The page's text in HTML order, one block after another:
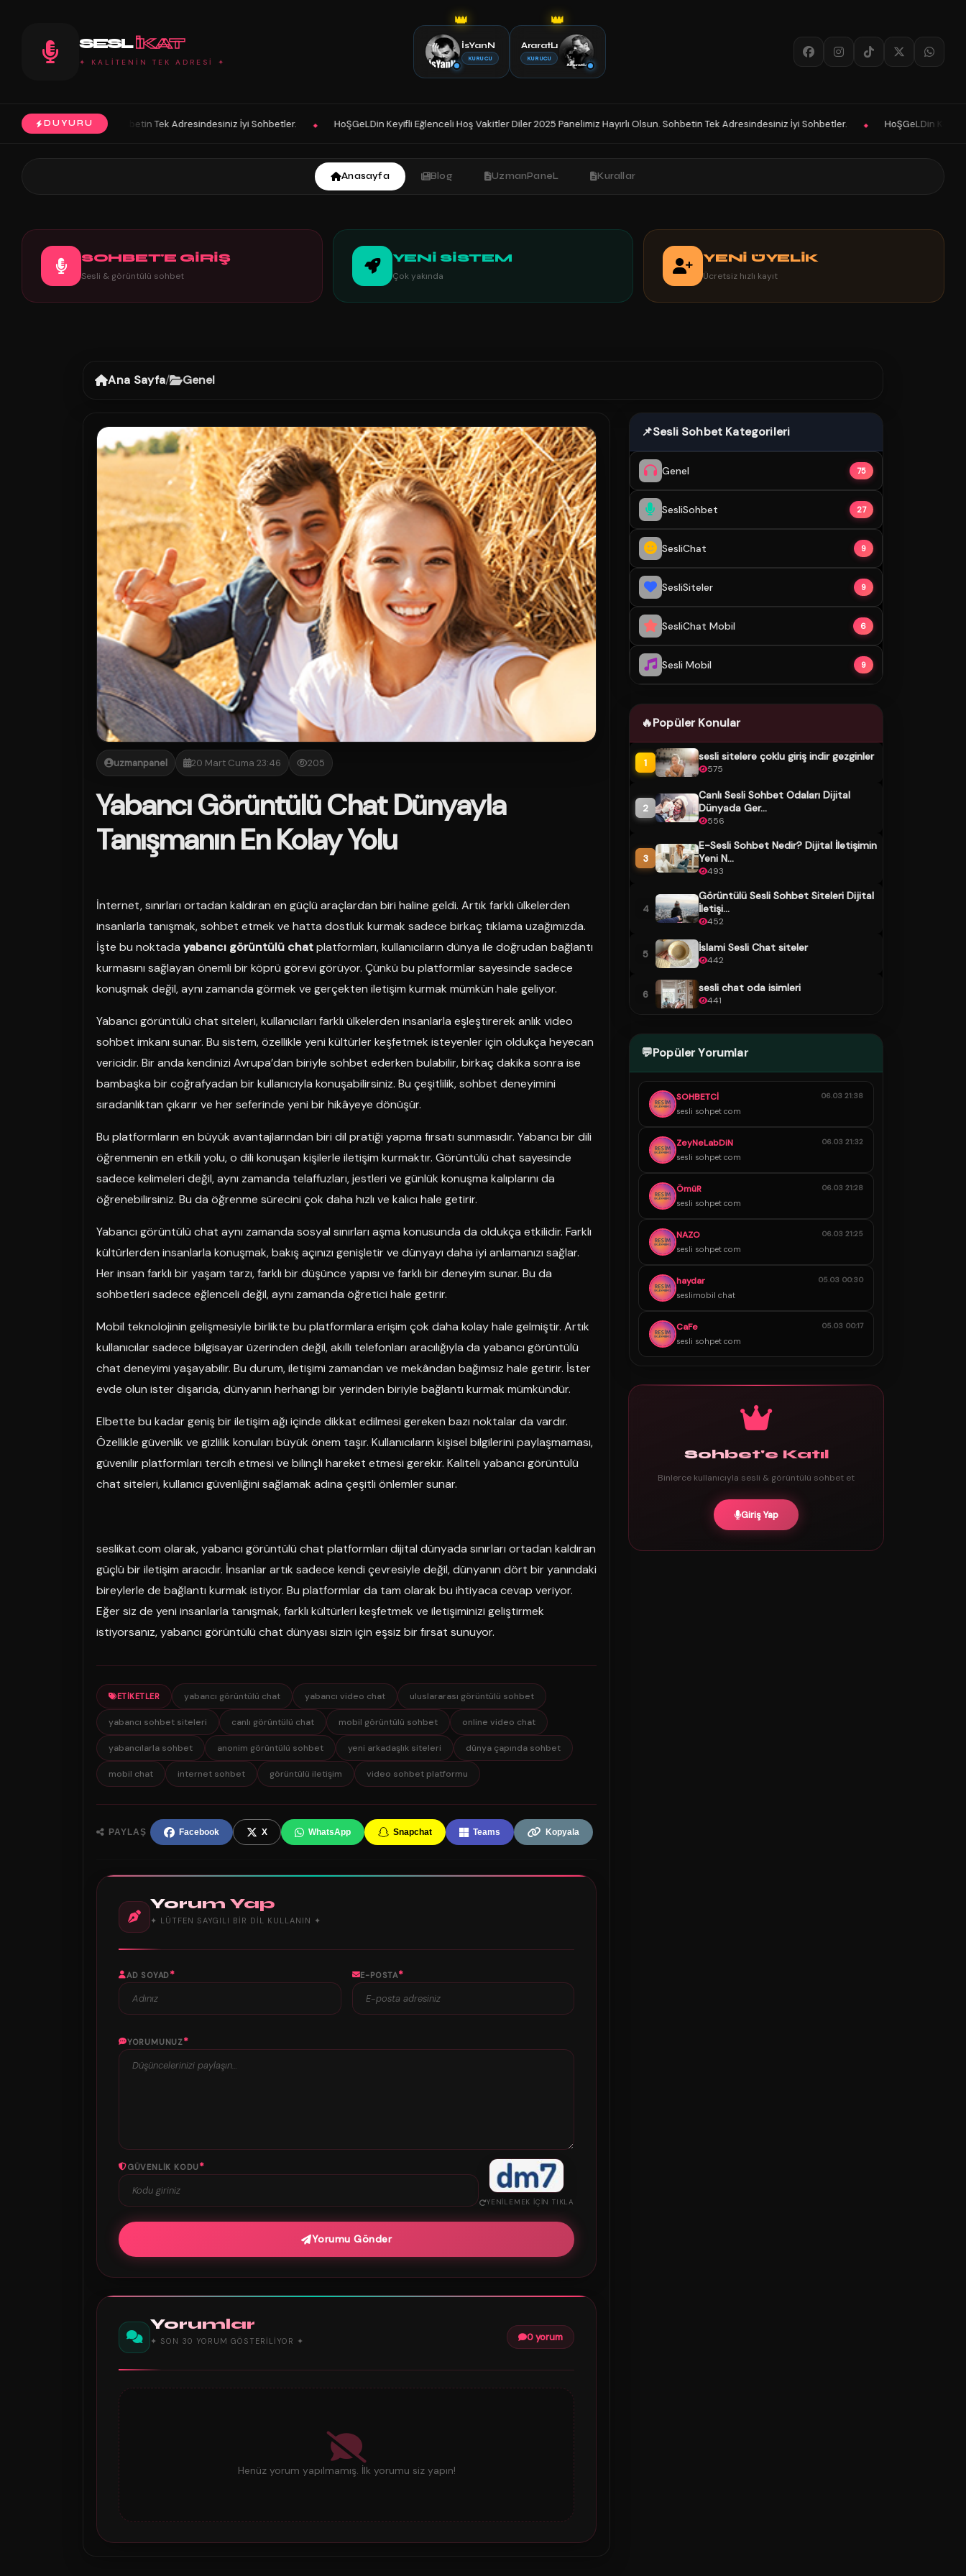
SESL IKAT
✦ KALİTENİN TEK ADRESİ ✦
👑
İsYanN
KURUCU
👑
AraratLı
KURUCU
DUYURU
Tek Adresindesiniz İyi Sohbetler. ◆ HoŞGeLDin Keyifli Eğlenceli Hoş Vakitler Diler 2025 Panelimiz Hayırlı Olsun. Sohbetin Tek Adresindesiniz İyi Sohbetler. ◆ HoŞGeLDin Keyifli Eğlenceli Hoş Vakitler
Anasayfa Blog UzmanPaneL Kurallar
SOHBET'E GİRİŞ
Sesli & görüntülü sohbet
YENİ SİSTEM
Çok yakında
YENİ ÜYELİK
Ücretsiz hızlı kayıt
Ana Sayfa/ Genel
uzmanpanel 20 Mart Cuma 23:46 205
Yabancı Görüntülü Chat Dünyayla
Tanışmanın En Kolay Yolu
İnternet, sınırları ortadan kaldıran en güçlü araçlardan biri haline geldi. Artık farklı ülkelerden
insanlarla tanışmak, sohbet etmek ve hatta dostluk kurmak sadece birkaç tıklama uzağımızda.
İşte bu noktada yabancı görüntülü chatplatformları, kullanıcıların dünya ile doğrudan bağlantı
kurmasını sağlayan önemli bir köprü görevi görüyor. Çünkü bu platformlar sayesinde sadece
konuşmak değil, aynı zamanda görmek ve gerçekten iletişim kurmak mümkün hale geliyor.
Yabancı görüntülü chat siteleri, kullanıcıları farklı ülkelerden insanlarla eşleştirerek anlık video
sohbet imkanı sunar. Bu sistem, özellikle yeni kültürler keşfetmek isteyenler için oldukça heyecan
vericidir. Bir anda kendinizi Avrupa’dan biriyle sohbet ederken bulabilir, birkaç dakika sonra ise
bambaşka bir coğrafyadan bir kullanıcıyla konuşabilirsiniz. Bu çeşitlilik, sohbet deneyimini
sıradanlıktan çıkarır ve her seferinde yeni bir hikâyeye dönüşür.
Bu platformların en büyük avantajlarından biri dil pratiği yapma fırsatı sunmasıdır. Yabancı bir dili
öğrenmenin en etkili yolu, o dili konuşan kişilerle iletişim kurmaktır. Görüntülü chat sayesinde
sadece kelimeleri değil, aynı zamanda telaffuzları, jestleri ve günlük konuşma kalıplarını da
öğrenebilirsiniz. Bu da öğrenme sürecini çok daha hızlı ve kalıcı hale getirir.
Yabancı görüntülü chat aynı zamanda sosyal sınırları aşma konusunda da oldukça etkilidir. Farklı
kültürlerden insanlarla konuşmak, bakış açınızı genişletir ve dünyayı daha iyi anlamanızı sağlar.
Her insan farklı bir yaşam tarzı, farklı bir düşünce yapısı ve farklı bir deneyim sunar. Bu da
sohbetleri sadece eğlenceli değil, aynı zamanda öğretici hale getirir.
Mobil teknolojinin gelişmesiyle birlikte bu platformlara erişim çok daha kolay hale gelmiştir. Artık
kullanıcılar sadece bilgisayar üzerinden değil, akıllı telefonları aracılığıyla da yabancı görüntülü
chat deneyimi yaşayabilir. Bu durum, iletişimi zamandan ve mekândan bağımsız hale getirir. İster
evde olun ister dışarıda, dünyanın herhangi bir yerinden biriyle bağlantı kurmak mümkündür.
Elbette bu kadar geniş bir iletişim ağı içinde dikkat edilmesi gereken bazı noktalar da vardır.
Özellikle güvenlik ve gizlilik konuları büyük önem taşır. Kullanıcıların kişisel bilgilerini paylaşmaması,
güvenilir platformları tercih etmesi ve bilinçli hareket etmesi gerekir. Kaliteli yabancı görüntülü
chat siteleri, kullanıcı güvenliğini sağlamak adına çeşitli önlemler sunar.
seslikat.com olarak, yabancı görüntülü chat platformları dijital dünyada sınırları ortadan kaldıran
güçlü bir iletişim aracıdır. İnsanlar artık sadece kendi çevresiyle değil, dünyanın dört bir yanındaki
bireylerle de bağlantı kurmak istiyor. Bu platformlar da tam olarak bu ihtiyaca cevap veriyor.
Eğer siz de yeni insanlarla tanışmak, farklı kültürleri keşfetmek ve iletişiminizi geliştirmek
istiyorsanız, yabancı görüntülü chat dünyası sizin için eşsiz bir fırsat sunuyor.
ETIKETLER yabancı görüntülü chat yabancı video chat uluslararası görüntülü sohbet
yabancı sohbet siteleri canlı görüntülü chat mobil görüntülü sohbet online video chat
yabancılarla sohbet anonim görüntülü sohbet yeni arkadaşlık siteleri dünya çapında sohbet
mobil chat internet sohbet görüntülü iletişim video sohbet platformu
PAYLAŞ Facebook X WhatsApp Snapchat Teams Kopyala
Yorum Yap
✦ LÜTFEN SAYGILI BIR DIL KULLANIN ✦
AD SOYAD* E-POSTA*
YORUMUNUZ*
GÜVENLIK KODU*
YENILEMEK IÇIN TIKLA
Yorumu Gönder
Yorumlar
✦ SON 30 YORUM GÖSTERILIYOR ✦ 0 yorum
Henüz yorum yapılmamış. İlk yorumu siz yapın!
📌Sesli Sohbet Kategorileri
Genel 75
SesliSohbet 27
SesliChat 9
SesliSiteler 9
SesliChat Mobil 6
Sesli Mobil 9
🔥Popüler Konular
1 sesli sitelere çoklu giriş indir gezginler
575
2
Canlı Sesli Sohbet Odaları Dijital
Dünyada Ger...
556
3
E-Sesli Sohbet Nedir? Dijital İletişimin
Yeni N...
493
4
Görüntülü Sesli Sohbet Siteleri Dijital
İletişi...
452
5 İslami Sesli Chat siteler
442
6 sesli chat oda isimleri
441
💬Popüler Yorumlar
SOHBETCİ
sesli sohpet com
06.03 21:38
ZeyNeLabDiN
sesli sohpet com
06.03 21:32
ÖmüR
sesli sohpet com
06.03 21:28
NAZO
sesli sohpet com
06.03 21:25
haydar
seslimobil chat
05.03 00:30
CaFe
sesli sohpet com
05.03 00:17
Sohbet'e Katıl
Binlerce kullanıcıyla sesli & görüntülü sohbet et
Giriş Yap